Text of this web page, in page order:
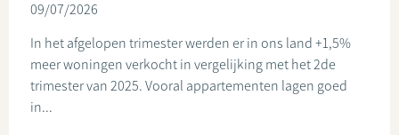
09/07/2026
In het afgelopen trimester werden er in ons land +1,5%
meer woningen verkocht in vergelijking met het 2de
trimester van 2025. Vooral appartementen lagen goed
in...